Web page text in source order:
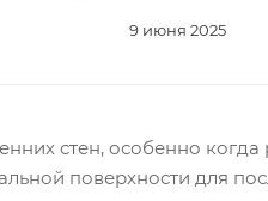
9 июня 2025
стен, особенно когда
поверхности для